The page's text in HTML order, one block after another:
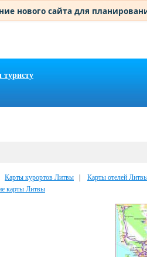
нового сайта для
туристу
Карты курортов Литвы Карты отелей
карты Литвы